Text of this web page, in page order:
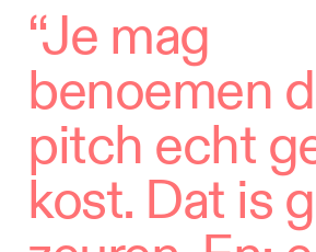
“Je mag
benoemen
pitch echt
kost. Dat is